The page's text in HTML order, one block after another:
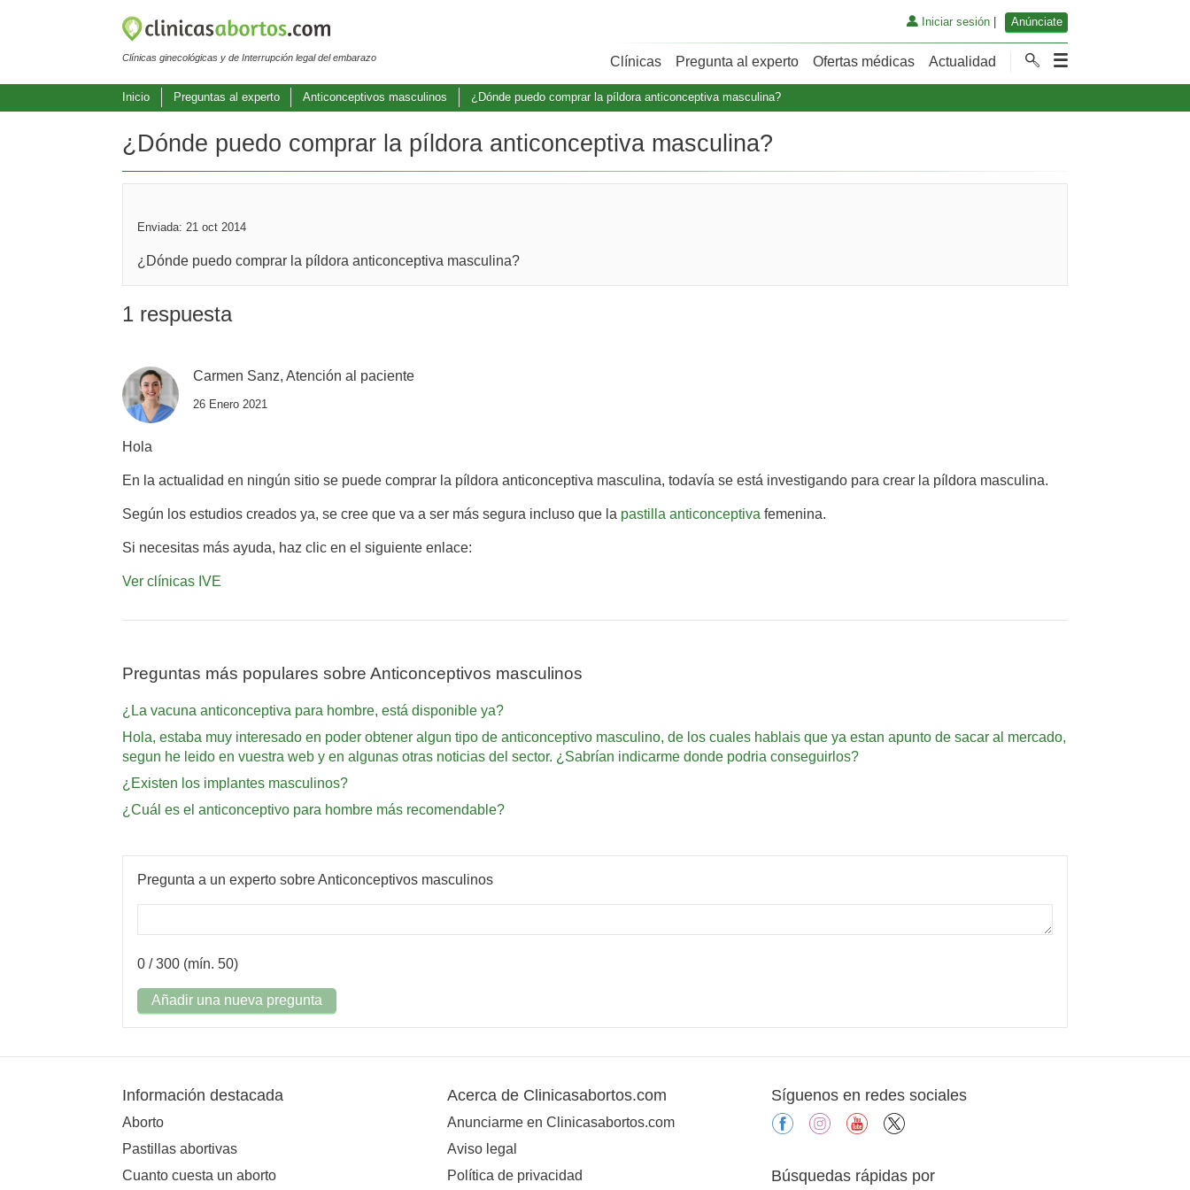
Clínicas ginecológicas y de Interrupción legal del embarazo
Iniciar sesión| Anúnciate
Clínicas Pregunta al experto Ofertas médicas Actualidad
Inicio Preguntas al experto Anticonceptivos masculinos ¿Dónde puedo comprar la píldora anticonceptiva masculina?
¿Dónde puedo comprar la píldora anticonceptiva masculina?
Enviada: 21 oct 2014
¿Dónde puedo comprar la píldora anticonceptiva masculina?
1 respuesta
Carmen Sanz, Atención al paciente
26 Enero 2021
Hola
En la actualidad en ningún sitio se puede comprar la píldora anticonceptiva masculina, todavía se está investigando para crear la píldora masculina.
Según los estudios creados ya, se cree que va a ser más segura incluso que la pastilla anticonceptiva femenina.
Si necesitas más ayuda, haz clic en el siguiente enlace:
Ver clínicas IVE
Preguntas más populares sobre Anticonceptivos masculinos
¿La vacuna anticonceptiva para hombre, está disponible ya?
Hola, estaba muy interesado en poder obtener algun tipo de anticonceptivo masculino, de los cuales hablais que ya estan apunto de sacar al mercado,
segun he leido en vuestra web y en algunas otras noticias del sector. ¿Sabrían indicarme donde podria conseguirlos?
¿Existen los implantes masculinos?
¿Cuál es el anticonceptivo para hombre más recomendable?
Pregunta a un experto sobre Anticonceptivos masculinos
0 / 300 (mín. 50)
Añadir una nueva pregunta
Información destacada
Aborto
Pastillas abortivas
Cuanto cuesta un aborto
Acerca de Clinicasabortos.com
Anunciarme en Clinicasabortos.com
Aviso legal
Política de privacidad
Síguenos en redes sociales
facebookinstagramyoutube
Búsquedas rápidas por